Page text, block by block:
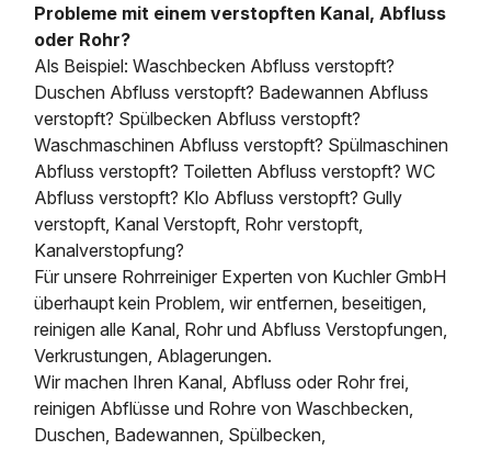
Probleme mit einem verstopften Kanal, Abfluss
oder Rohr?
Als Beispiel: Waschbecken Abfluss verstopft?
Duschen Abfluss verstopft? Badewannen Abfluss
verstopft? Spülbecken Abfluss verstopft?
Waschmaschinen Abfluss verstopft? Spülmaschinen
Abfluss verstopft? Toiletten Abfluss verstopft? WC
Abfluss verstopft? Klo Abfluss verstopft? Gully
verstopft, Kanal Verstopft, Rohr verstopft,
Kanalverstopfung?
Für unsere Rohrreiniger Experten von Kuchler GmbH
überhaupt kein Problem, wir entfernen, beseitigen,
reinigen alle Kanal, Rohr und Abfluss Verstopfungen,
Verkrustungen, Ablagerungen.
Wir machen Ihren Kanal, Abfluss oder Rohr frei,
reinigen Abflüsse und Rohre von Waschbecken,
Duschen, Badewannen, Spülbecken,